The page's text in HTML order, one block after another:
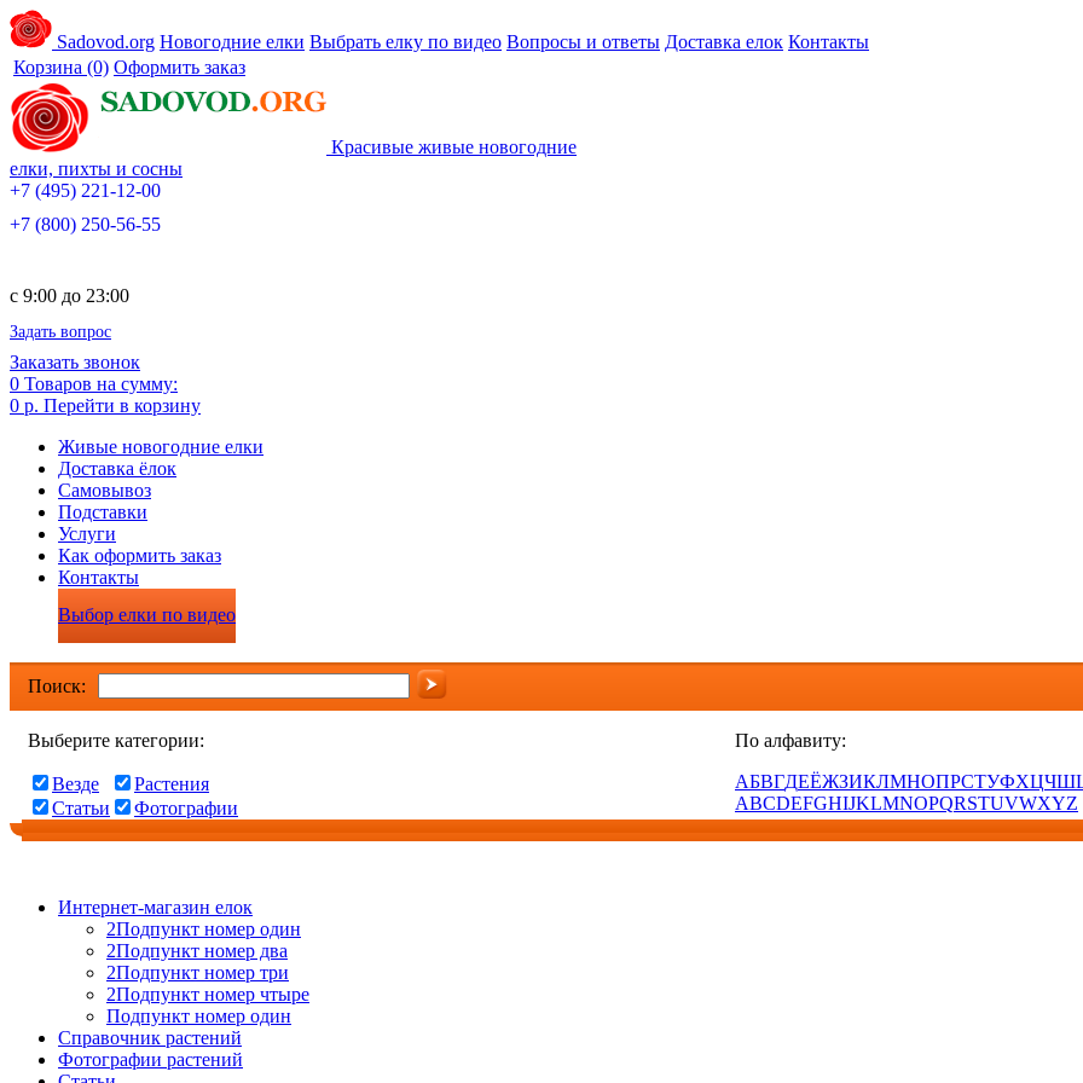
Sadovod.org Новогодние елки Выбрать елку по видео Вопросы и ответы Доставка елок Контакты
Корзина (0) Оформить заказ
Красивые живые новогодние
елки, пихты и сосны
+7 (495) 221-12-00
+7 (800) 250-56-55
c 9:00 до 23:00
Задать вопрос
Заказать звонок
0 Товаров на сумму:
0 р. Перейти в корзину
Живые новогодние елки
Доставка ёлок
Самовывоз
Подставки
Услуги
Как оформить заказ
Контакты
Выбор елки по видео
Поиск:
Выберите категории:
Везде
Растения
Статьи
Фотографии
По алфавиту:
АБВГДЕЁЖЗИКЛМНОПРСТУФХЦЧШ
ABCDEFGHIJKLMNOPQRSTUVWXYZ
Интернет-магазин елок
2Подпункт номер один
2Подпункт номер два
2Подпункт номер три
2Подпункт номер чтыре
Подпункт номер один
Справочник растений
Фотографии растений